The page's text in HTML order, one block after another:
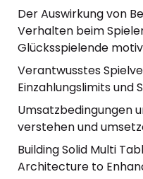
Der Auswirkung von
Verhalten beim
Glücksspielende
Verantwusstes
Einzahlungslimits und
Umsatzbedingungen
verstehen und
Building Solid Multi
Architecture to